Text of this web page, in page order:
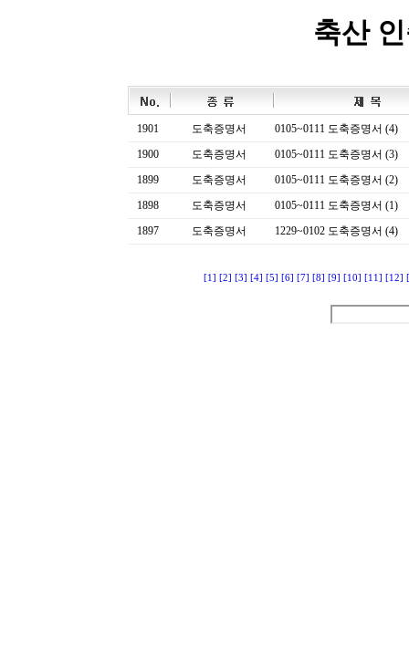
축산
1901 도축증명서
0105~0111 도축증명서 (4)
1900
도축증명서
0105~0111 도축증명서 (3)
1899
도축증명서
0105~0111 도축증명서 (2)
1898
도축증명서
0105~0111 도축증명서 (1)
1897
도축증명서 1229~0102 도축증명서 (4)
[1] [2] [3] [4] [5] [6] [7] [8] [9] [10] [11] [12]